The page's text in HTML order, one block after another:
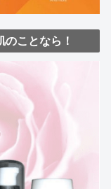
ことなら！